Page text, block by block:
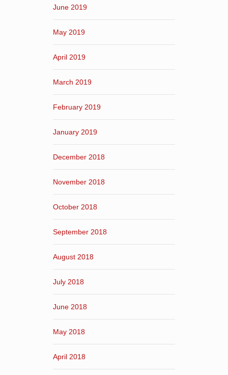
June 2019
May 2019
April 2019
March 2019
February 2019
January 2019
December 2018
November 2018
October 2018
September 2018
August 2018
July 2018
June 2018
May 2018
April 2018